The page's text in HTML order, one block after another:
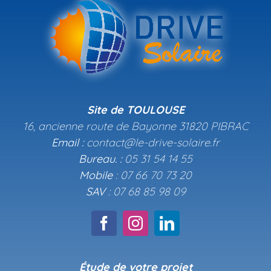
Site de TOULOUSE
16, ancienne route de Bayonne 31820 PIBRAC
Email :contact@le-drive-solaire.fr
Bureau. :05 31 54 14 55
Mobile: 07 66 70 73 20
SAV: 07 68 85 98 09
Étude de votre projet